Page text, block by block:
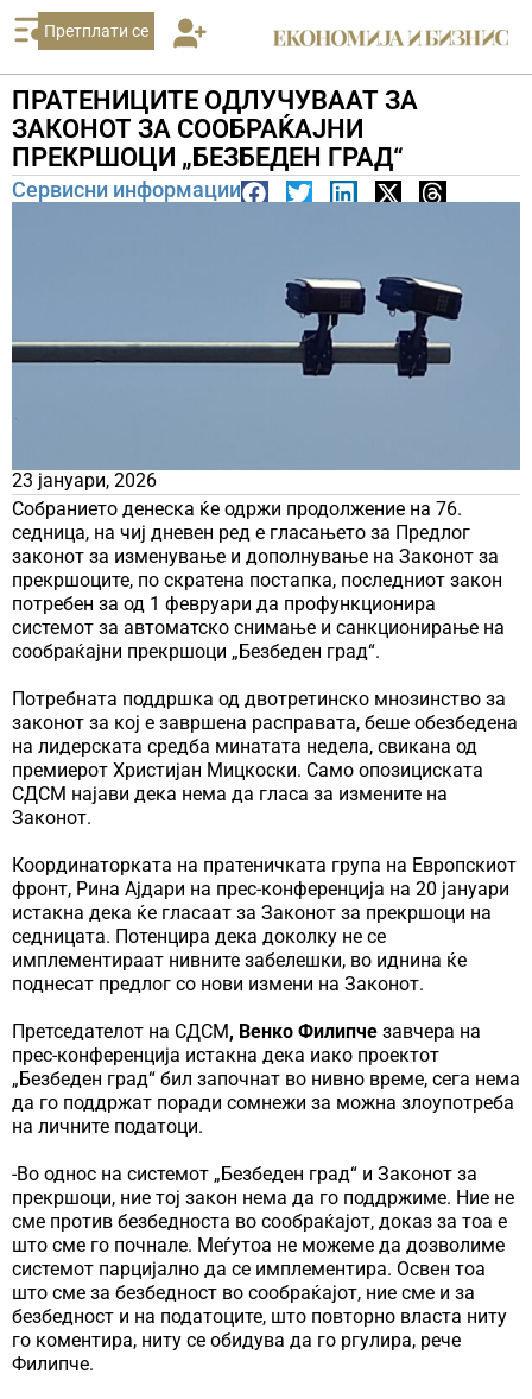
Претплати се
ПРАТЕНИЦИТЕ ОДЛУЧУВААТ ЗА
ЗАКОНОТ ЗА СООБРАЌАЈНИ
ПРЕКРШОЦИ „БЕЗБЕДЕН ГРАД“
Сервисни информации
23 јануари, 2026
Собранието денеска ќе одржи продолжение на 76.
седница, на чиј дневен ред е гласањето за Предлог
законот за изменување и дополнување на Законот за
прекршоците, по скратена постапка, последниот закон
потребен за од 1 февруари да профункционира
системот за автоматско снимање и санкционирање на
сообраќајни прекршоци „Безбеден град“.
Потребната поддршка од двотретинско мнозинство за
законот за кој е завршена расправата, беше обезбедена
на лидерската средба минатата недела, свикана од
премиерот Христијан Мицкоски. Само опозициската
СДСМ најави дека нема да гласа за измените на
Законот.
Координаторката на пратеничката група на Европскиот
фронт, Рина Ајдари на прес-конференција на 20 јануари
истакна дека ќе гласаат за Законот за прекршоци на
седницата. Потенцира дека доколку не се
имплементираат нивните забелешки, во иднина ќе
поднесат предлог со нови измени на Законот.
Претседателот на СДСМ, Венко Филипче завчера на
прес-конференција истакна дека иако проектот
„Безбеден град“ бил започнат во нивно време, сега нема
да го поддржат поради сомнежи за можна злоупотреба
на личните податоци.
-Во однос на системот „Безбеден град“ и Законот за
прекршоци, ние тој закон нема да го поддржиме. Ние не
сме против безбедноста во сообраќајот, доказ за тоа е
што сме го почнале. Меѓутоа не можеме да дозволиме
системот парцијално да се имплементира. Освен тоа
што сме за безбедност во сообраќајот, ние сме и за
безбедност и на податоците, што повторно власта ниту
го коментира, ниту се обидува да го ргулира, рече
Филипче.